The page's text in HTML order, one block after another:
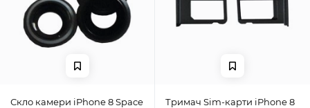
Скло камери iPhone 8 Space
Тримач Sim-карти iPhone 8